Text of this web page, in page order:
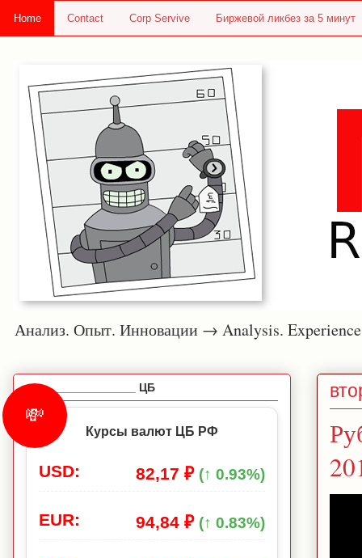
Home Contact Corp Servive Биржевой ликбез за 5 минут
Анализ. Опыт. Инновации → Analysis.
_________________ ЦБ
💸
Курсы валют ЦБ РФ
USD: 82,17 ₽ (↑ 0.93%)
EUR: 94,84 ₽ (↑ 0.83%)